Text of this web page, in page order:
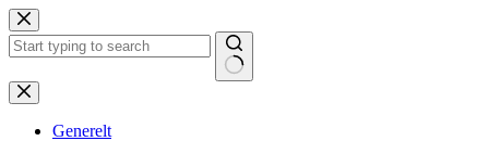
Fortsæt
til
indhold
Ingen
resultater
Generelt